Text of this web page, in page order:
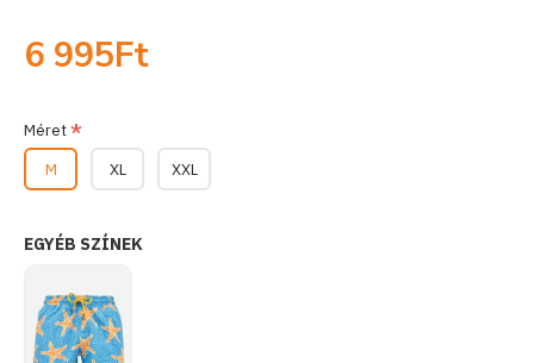
6 995Ft
Méret
M
XL XXL
EGYÉB SZÍNEK